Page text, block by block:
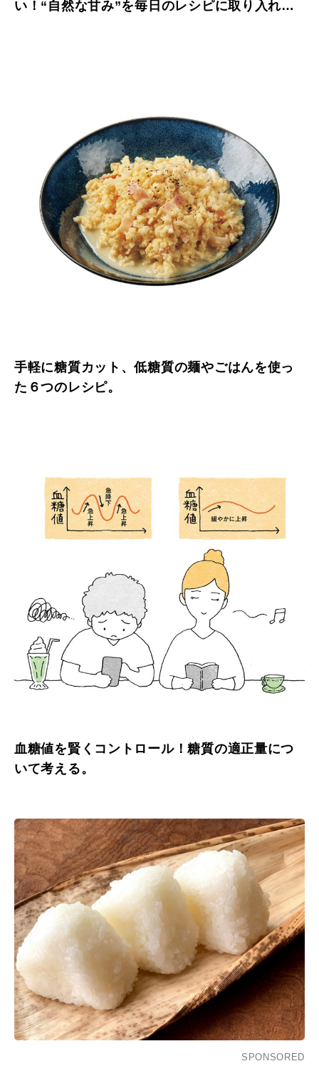
い！“自然な甘み”を毎日のレシピに取り入れて
手軽に糖質カット、低糖質の麺やごはんを使っ
た６つのレシピ。
血糖値を賢くコントロール！糖質の適正量につ
いて考える。
SPONSORED